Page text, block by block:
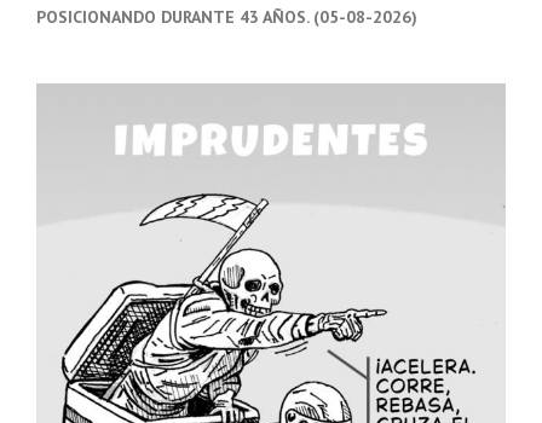
POSICIONANDO DURANTE 43 AÑOS. (05-08-2026)